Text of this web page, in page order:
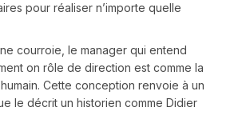
pour réaliser n’importe quelle
courroie, le manager qui entend
on rôle de direction est comme la
Cette conception renvoie à un
le décrit un historien comme Didier